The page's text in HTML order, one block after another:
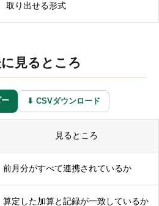
取り出せる形式
見るところ
⬇ CSVダウンロード
見るところ
前月分がすべて連携されているか
算定した加算と記録が一致しているか